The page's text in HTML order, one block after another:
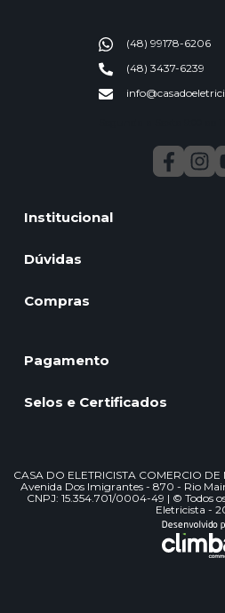
Institucional
Dúvidas
Compras
(48) 99178-6206
(48) 3437-6239
Pagamento
Selos e Certificados
CASA DO ELETRICISTA COMERCIO DE
Avenida Dos Imigrantes - 870 - Rio
CNPJ: 15.354.701/0004-49 | © Todos
Eletricista -